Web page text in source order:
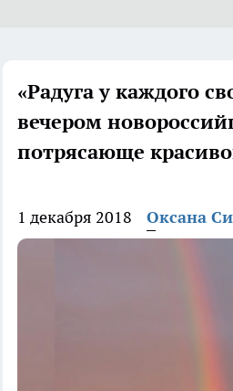
«Радуга у каждого
вечером
потрясающе
1 декабря 2018 Оксана